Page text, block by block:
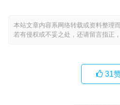
本站文章内容系网络转载或资料整理
若有侵权或不妥之处，还请留言指正
31